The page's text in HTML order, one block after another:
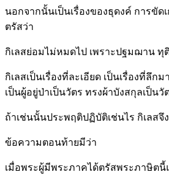
นอกจากนั้นเป็นเรื่องของธุดงค์ การ
ตรัสว่า
กิเลสย่อมไม่หมดไป เพราะปฐมฌาน
กิเลสเป็นเรื่องที่ละเอียด เป็นเรื่องที่ลึ
เป็นผู้อยู่ป่าเป็นวัตร ทรงผ้าบังสกุลเป็
ถ้าเช่นนั้นประพฤติปฏิบัติเช่นไร กิเลสจึ
ข้อความตอนท้ายมีว่า
เมื่อพระผู้มีพระภาคได้ตรัสพระภาษิต